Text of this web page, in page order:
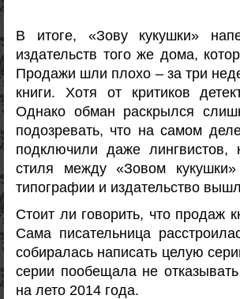
В итоге, «Зову кукушки»
издательств того же дома,
Продажи шли плохо – за три
книги. Хотя от критиков
Однако обман раскрылся
подозревать, что на самом
подключили даже лингвистов,
стиля между «Зовом
типографии и издательство
Стоит ли говорить, что продаж
Сама писательница
собиралась написать целую
серии пообещала не
на лето 2014 года.